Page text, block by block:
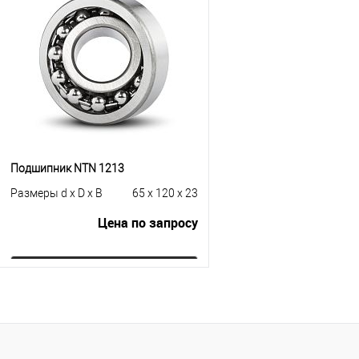
Купить в 1 клик
К сравнению
В избранное
Под заказ
Подшипник NTN 1213
Размеры d x D x B
65 x 120 x 23
Цена по запросу
Купить в 1 клик
К сравнению